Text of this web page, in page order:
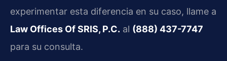
experimentar esta diferencia en su caso, llame a
Law Offices Of SRIS, P.C. al (888) 437-7747
para su consulta.